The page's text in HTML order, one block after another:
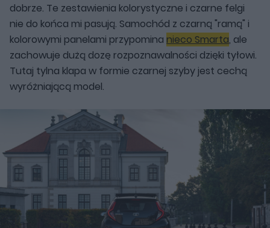
dobrze. Te zestawienia kolorystyczne i czarne felgi
nie do końca mi pasują. Samochód z czarną "ramą" i
kolorowymi panelami przypomina nieco Smarta, ale
zachowuje dużą dozę rozpoznawalności dzięki tyłowi.
Tutaj tylna klapa w formie czarnej szyby jest cechą
wyróżniającą model.